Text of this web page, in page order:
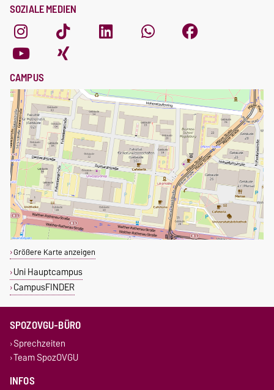
SOZIALE MEDIEN
CAMPUS
Größere Karte anzeigen
Uni Hauptcampus
CampusFINDER
SPOZOVGU-BÜRO
Sprechzeiten
Team SpozOVGU
INFOS